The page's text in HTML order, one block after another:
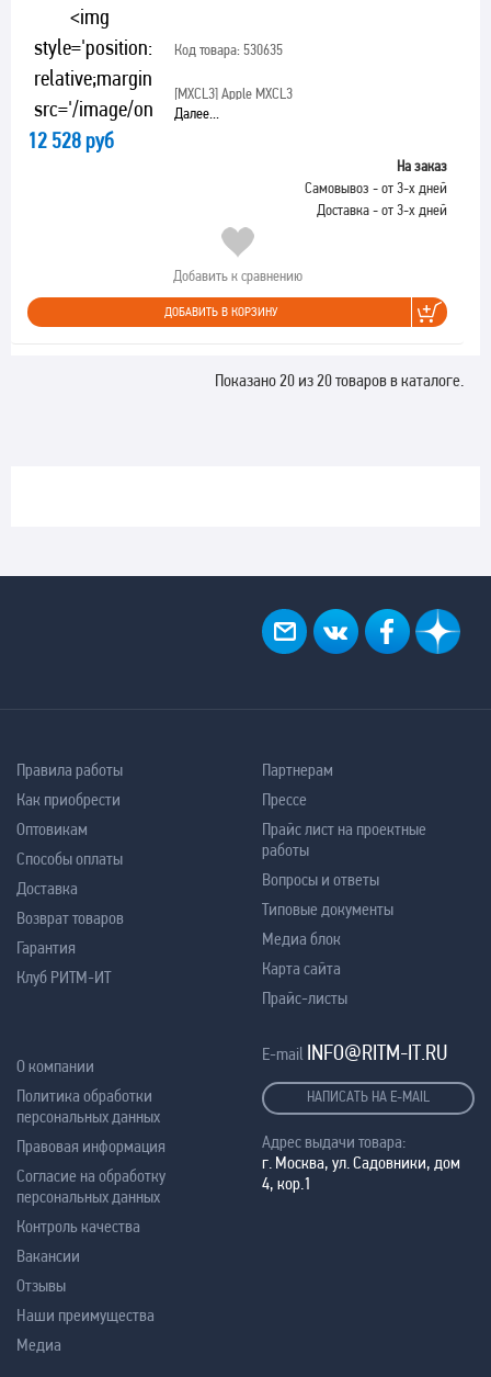
Код товара: 530635
[MXCL3]Apple MXCL3
Далее...
12 528 руб
На заказ
Самовывоз - от 3-х дней
Доставка - от 3-х дней
Добавить к сравнению
ДОБАВИТЬ В КОРЗИНУ
Показано 20 из 20 товаров в каталоге.
Правила работы
Как приобрести
Оптовикам
Способы оплаты
Доставка
Возврат товаров
Гарантия
Клуб РИТМ-ИТ
Партнерам
Прессе
Прайс лист на проектные
работы
Вопросы и ответы
Типовые документы
Медиа блок
Карта сайта
Прайс-листы
О компании
Политика обработки
персональных данных
Правовая информация
Согласие на обработку
персональных данных
Контроль качества
Вакансии
Отзывы
Наши преимущества
Медиа
E-mail INFO@RITM-IT.RU
НАПИСАТЬ НА E-MAIL
Адрес выдачи товара:
г. Москва, ул. Садовники, дом
4, кор.1